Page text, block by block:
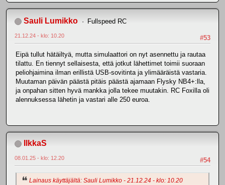
Sauli Lumikko Fullspeed RC
#53
21.12.24 - klo: 10.20
Eipä tullut hätäiltyä, mutta simulaattori on nyt asennettu ja rautaa
tilattu. En tiennyt sellaisesta, että jotkut lähettimet toimii suoraan
peliohjaimina ilman erillistä USB-sovitinta ja ylimääräistä vastaria.
Muutaman päivän päästä pitäis päästä ajamaan Flysky NB4+:lla,
ja onpahan sitten hyvä mankka jolla tekee muutakin. RC Foxilla oli
alennuksessa lähetin ja vastari alle 250 euroa.
IlkkaS
#54
08.01.25 - klo: 12.20
Lainaus käyttäjältä: Sauli Lumikko - 21.12.24 - klo: 10.20